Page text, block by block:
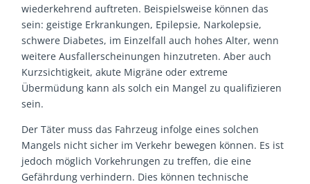
wiederkehrend auftreten. Beispielsweise können das
sein: geistige Erkrankungen, Epilepsie, Narkolepsie,
schwere Diabetes, im Einzelfall auch hohes Alter, wenn
weitere Ausfallerscheinungen hinzutreten. Aber auch
Kurzsichtigkeit, akute Migräne oder extreme
Übermüdung kann als solch ein Mangel zu qualifizieren
sein.
Der Täter muss das Fahrzeug infolge eines solchen
Mangels nicht sicher im Verkehr bewegen können. Es ist
jedoch möglich Vorkehrungen zu treffen, die eine
Gefährdung verhindern. Dies können technische